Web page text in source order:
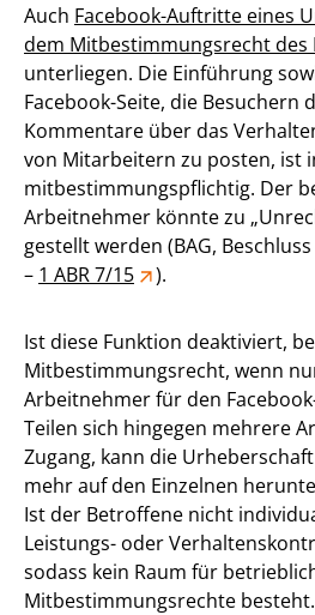
Auch Facebook-Auftritte eines
dem Mitbestimmungsrecht des
unterliegen. Die Einführung
Facebook-Seite, die Besuchern
Kommentare über das
von Mitarbeitern zu posten, ist
mitbestimmungspflichtig. Der
Arbeitnehmer könnte zu
gestellt werden (BAG,
– 1 ABR 7/15 ).
Ist diese Funktion deaktiviert,
Mitbestimmungsrecht, wenn
Arbeitnehmer für den
Teilen sich hingegen mehrere
Zugang, kann die
mehr auf den Einzelnen
Ist der Betroffene nicht
Leistungs- oder
sodass kein Raum für
Mitbestimmungsrechte besteht.